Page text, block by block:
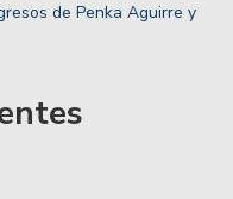
de Penka Aguirre y